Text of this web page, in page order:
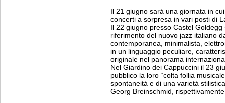
Il 21 giugno sarà una giornata in
concerti a sorpresa in vari posti di
Il 22 giugno presso Castel
riferimento del nuovo jazz italiano
contemporanea, minimalista,
in un linguaggio peculiare,
originale nel panorama
Nel Giardino dei Cappuccini il 23
pubblico la loro “colta follia
spontaneità e di una varietà
Georg Breinschmid,